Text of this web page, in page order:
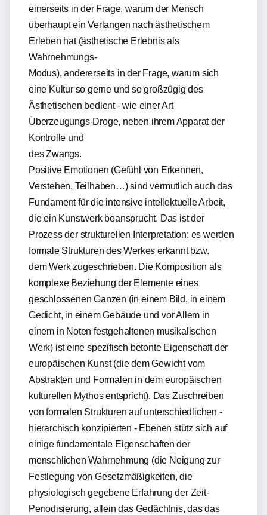
einerseits in der Frage, warum der Mensch
überhaupt ein Verlangen nach ästhetischem
Erleben hat (ästhetische Erlebnis als
Wahrnehmungs-
Modus), andererseits in der Frage, warum sich
eine Kultur so gerne und so großzügig des
Ästhetischen bedient - wie einer Art
Überzeugungs-Droge, neben ihrem Apparat der
Kontrolle und
des Zwangs.
Positive Emotionen (Gefühl von Erkennen,
Verstehen, Teilhaben…) sind vermutlich auch das
Fundament für die intensive intellektuelle Arbeit,
die ein Kunstwerk beansprucht. Das ist der
Prozess der strukturellen Interpretation: es werden
formale Strukturen des Werkes erkannt bzw.
dem Werk zugeschrieben. Die Komposition als
komplexe Beziehung der Elemente eines
geschlossenen Ganzen (in einem Bild, in einem
Gedicht, in einem Gebäude und vor Allem in
einem in Noten festgehaltenen musikalischen
Werk) ist eine spezifisch betonte Eigenschaft der
europäischen Kunst (die dem Gewicht vom
Abstrakten und Formalen in dem europäischen
kulturellen Mythos entspricht). Das Zuschreiben
von formalen Strukturen auf unterschiedlichen -
hierarchisch konzipierten - Ebenen stütz sich auf
einige fundamentale Eigenschaften der
menschlichen Wahrnehmung (die Neigung zur
Festlegung von Gesetzmäßigkeiten, die
physiologisch gegebene Erfahrung der Zeit-
Periodisierung, allein das Gedächtnis, das das